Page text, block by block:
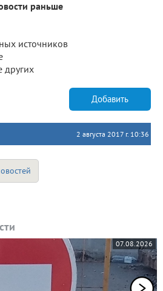
раньше
источников
других
Добавить
2 августа 2017 г. 10:36
07.08.2026